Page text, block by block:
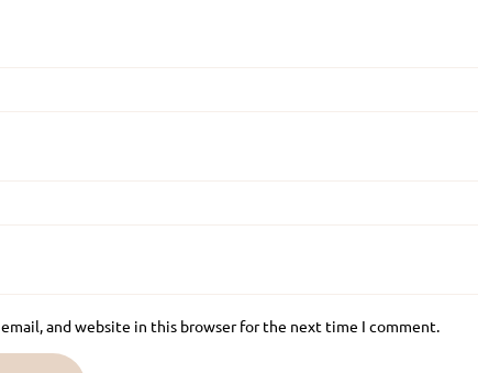
email, and website in this browser for the next time I comment.